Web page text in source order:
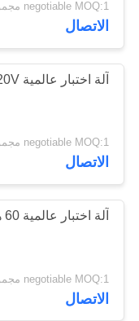
negotiable MOQ:1 مجموعة
الاتصال
آلة اختبار عالمية AC220V
negotiable MOQ:1 مجموعة
الاتصال
آلة اختبار عالمية 60 هرتز
negotiable MOQ:1 مجموعة
الاتصال